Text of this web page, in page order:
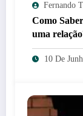
Fernando
Como
uma
10 De